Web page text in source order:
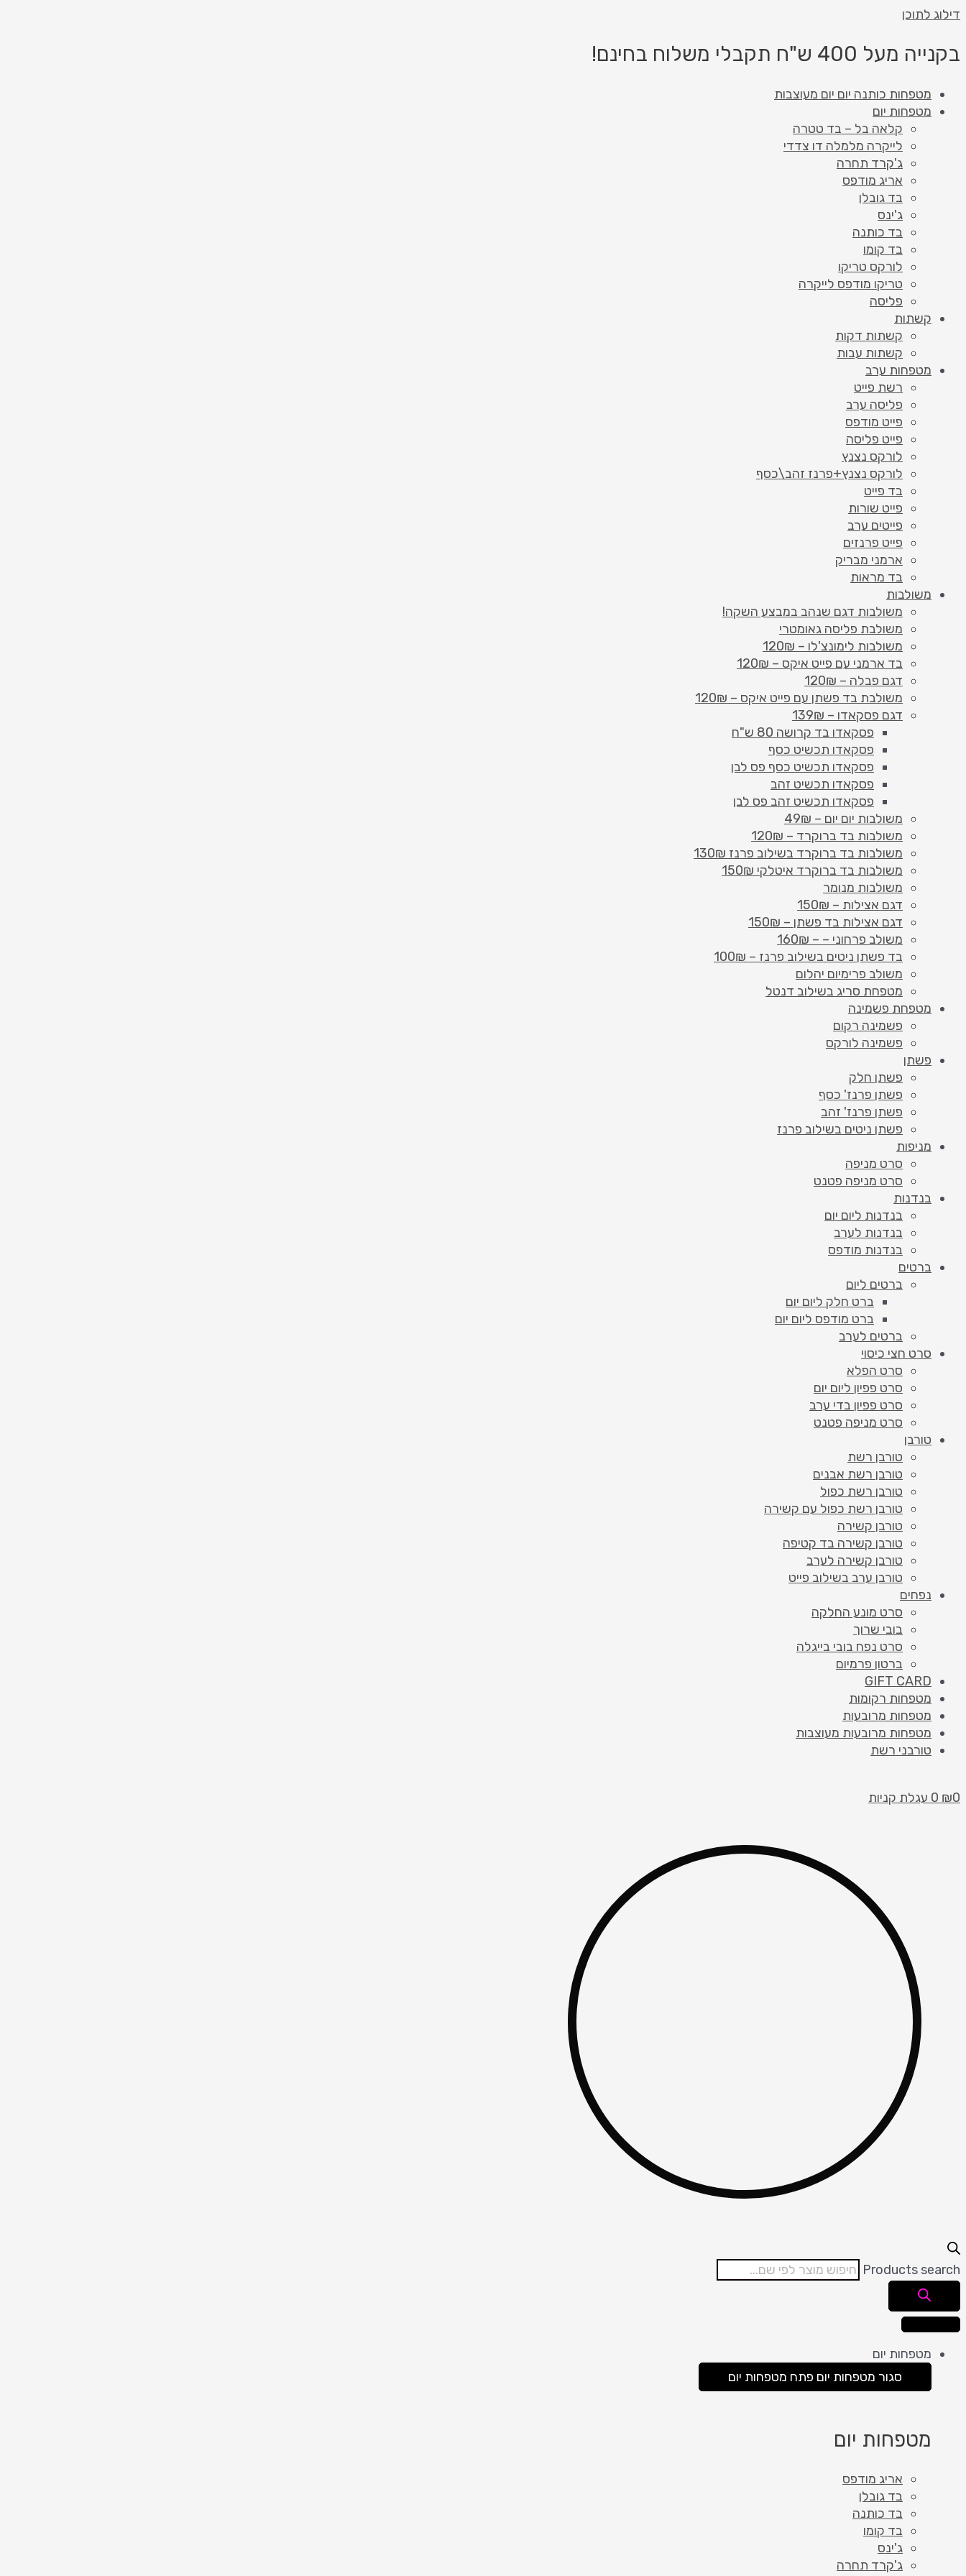
דילוג לתוכן
בקנייה מעל 400 ש"ח תקבלי משלוח בחינם!
מטפחות כותנה יום יום מעוצבות
מטפחות יום
קלאה בל – בד טטרה
לייקרה מלמלה דו צדדי
ג'קרד תחרה
אריג מודפס
בד גובלן
ג'ינס
בד כותנה
בד קומו
לורקס טריקו
טריקו מודפס לייקרה
פליסה
קשתות
קשתות דקות
קשתות עבות
מטפחות ערב
רשת פייט
פליסה ערב
פייט מודפס
פייט פליסה
לורקס נצנץ
לורקס נצנץ+פרנז זהב\כסף
בד פייט
פייט שורות
פייטים ערב
פייט פרנזים
ארמני מבריק
בד מראות
משולבות
משולבות דגם שנהב במבצע השקה!
משולבת פליסה גאומטרי
משולבות לימונצ'לו – 120₪
בד ארמני עם פייט איקס – 120₪
דגם פבלה – 120₪
משולבת בד פשתן עם פייט איקס – 120₪
דגם פסקאדו – 139₪
פסקאדו בד קרושה 80 ש"ח
פסקאדו תכשיט כסף
פסקאדו תכשיט כסף פס לבן
פסקאדו תכשיט זהב
פסקאדו תכשיט זהב פס לבן
משולבות יום יום – 49₪
משולבות בד ברוקרד – 120₪
משולבות בד ברוקרד בשילוב פרנז 130₪
משולבות בד ברוקרד איטלקי 150₪
משולבות מנומר
דגם אצילות – 150₪
דגם אצילות בד פשתן – 150₪
משולב פרחוני – – 160₪
בד פשתן ניטים בשילוב פרנז – 100₪
משולב פרימיום יהלום
מטפחת סריג בשילוב דנטל
מטפחת פשמינה
פשמינה רקום
פשמינה לורקס
פשתן
פשתן חלק
פשתן פרנז' כסף
פשתן פרנז' זהב
פשתן ניטים בשילוב פרנז
מניפות
סרט מניפה
סרט מניפה פטנט
בנדנות
בנדנות ליום יום
בנדנות לערב
בנדנות מודפס
ברטים
ברטים ליום
ברט חלק ליום יום
ברט מודפס ליום יום
ברטים לערב
סרט חצי כיסוי
סרט הפלא
סרט פפיון ליום יום
סרט פפיון בדי ערב
סרט מניפה פטנט
טורבן
טורבן רשת
טורבן רשת אבנים
טורבן רשת כפול
טורבן רשת כפול עם קשירה
טורבן קשירה
טורבן קשירה בד קטיפה
טורבן קשירה לערב
טורבן ערב בשילוב פייט
נפחים
סרט מונע החלקה
בובי שרוך
סרט נפח בובי בייגלה
ברטון פרמיום
GIFT CARD
מטפחות רקומות
מטפחות מרובעות
מטפחות מרובעות מעוצבות
טורבני רשת
₪0
0 עגלת קניות
Products search
מטפחות יום
סגור מטפחות יום פתח מטפחות יום
מטפחות יום
אריג מודפס
בד גובלן
בד כותנה
בד קומו
ג'ינס
ג'קרד תחרה